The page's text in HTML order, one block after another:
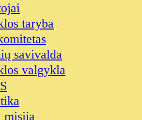
taryba
savivalda
valgykla